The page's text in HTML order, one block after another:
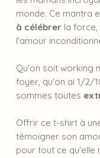
monde. Ce mantra
à célébrer la
l'amour
Qu'on soit working
foyer, qu'on ai 1/2/
sommes toutes
Offrir ce t-shirt à
témoigner son
pour tout ce qu'elle